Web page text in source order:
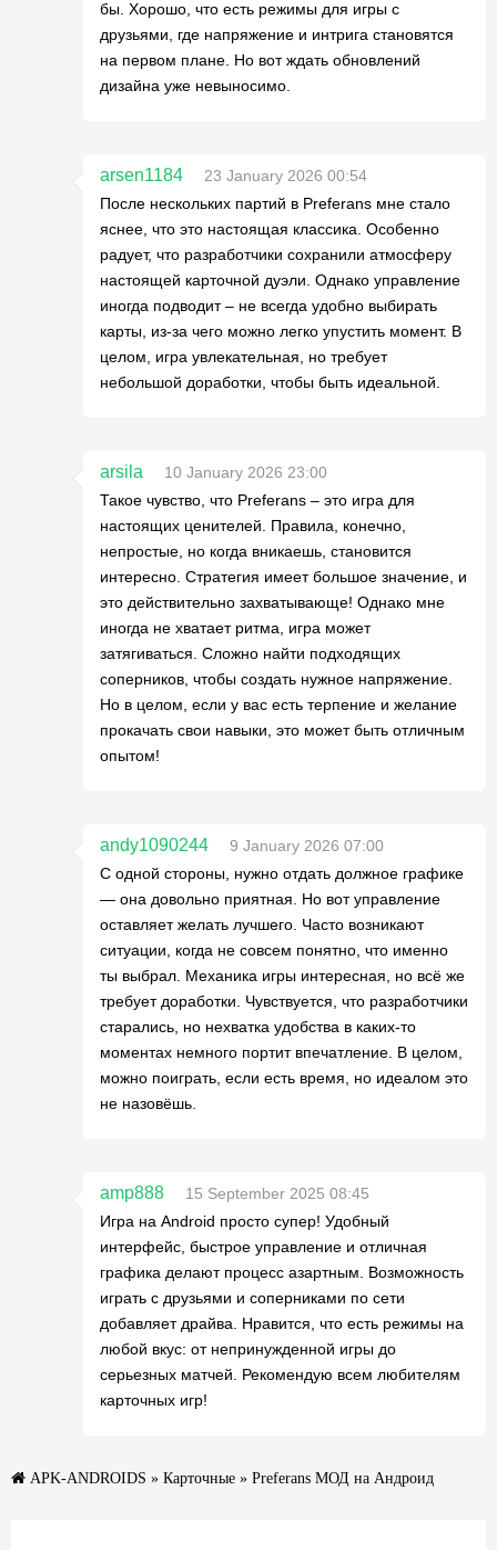
бы. Хорошо, что есть режимы для игры с
друзьями, где напряжение и интрига становятся
на первом плане. Но вот ждать обновлений
дизайна уже невыносимо.
arsen1184
23 January 2026 00:54
После нескольких партий в Preferans мне стало
яснее, что это настоящая классика. Особенно
радует, что разработчики сохранили атмосферу
настоящей карточной дуэли. Однако управление
иногда подводит – не всегда удобно выбирать
карты, из-за чего можно легко упустить момент. В
целом, игра увлекательная, но требует
небольшой доработки, чтобы быть идеальной.
arsila
10 January 2026 23:00
Такое чувство, что Preferans – это игра для
настоящих ценителей. Правила, конечно,
непростые, но когда вникаешь, становится
интересно. Стратегия имеет большое значение, и
это действительно захватывающе! Однако мне
иногда не хватает ритма, игра может
затягиваться. Сложно найти подходящих
соперников, чтобы создать нужное напряжение.
Но в целом, если у вас есть терпение и желание
прокачать свои навыки, это может быть отличным
опытом!
andy1090244
9 January 2026 07:00
С одной стороны, нужно отдать должное графике
— она довольно приятная. Но вот управление
оставляет желать лучшего. Часто возникают
ситуации, когда не совсем понятно, что именно
ты выбрал. Механика игры интересная, но всё же
требует доработки. Чувствуется, что разработчики
старались, но нехватка удобства в каких-то
моментах немного портит впечатление. В целом,
можно поиграть, если есть время, но идеалом это
не назовёшь.
amp888
15 September 2025 08:45
Игра на Android просто супер! Удобный
интерфейс, быстрое управление и отличная
графика делают процесс азартным. Возможность
играть с друзьями и соперниками по сети
добавляет драйва. Нравится, что есть режимы на
любой вкус: от непринужденной игры до
серьезных матчей. Рекомендую всем любителям
карточных игр!
APK-ANDROIDS » Карточные » Preferans МОД на Андроид